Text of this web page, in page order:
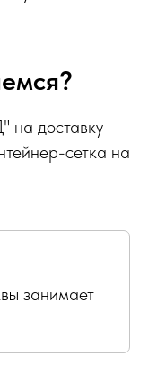
доставку
сетка на
занимает